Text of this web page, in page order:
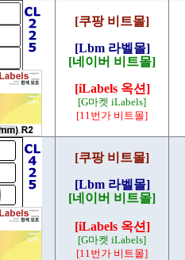
[쿠팡 비트몰]
[Lbm 라벨몰]
[네이버 비트몰]
[iLabels 옥션]
[G마켓 iLabels]
[11번가 비트몰]
[쿠팡 비트몰]
[Lbm 라벨몰]
[네이버 비트몰]
[iLabels 옥션]
[G마켓 iLabels]
[11번가 비트몰]